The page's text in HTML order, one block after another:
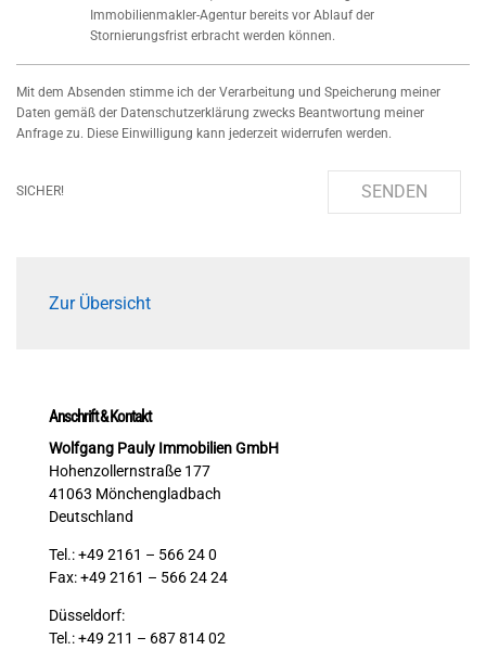
Immobilienmakler-Agentur bereits vor Ablauf der
Stornierungsfrist erbracht werden können.
Mit dem Absenden stimme ich der Verarbeitung und Speicherung meiner
Daten gemäß der Datenschutzerklärung zwecks Beantwortung meiner
Anfrage zu. Diese Einwilligung kann jederzeit widerrufen werden.
SICHER! SENDEN
Zur Übersicht
Anschrift & Kontakt
Wolfgang Pauly Immobilien GmbH
Hohenzollernstraße 177
41063 Mönchengladbach
Deutschland
Tel.: +49 2161 – 566 24 0
Fax: +49 2161 – 566 24 24
Düsseldorf:
Tel.: +49 211 – 687 814 02